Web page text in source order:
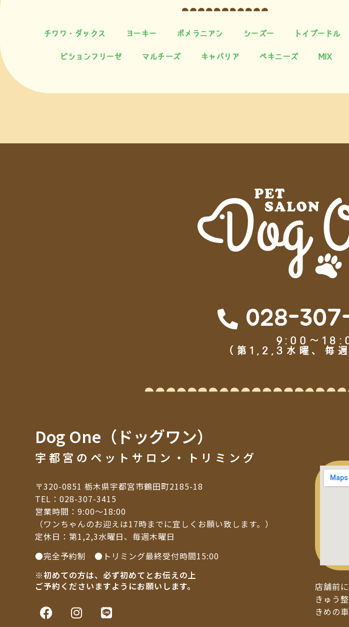
チワワ・ダックス ヨーキー ポメラニアン シーズー トイプードル
ビションフリーゼ マルチーズ キャバリア ペキニーズ MIX
028-
9:00～
（第1,2,3水曜、毎
Dog One（ドッグワン）
宇都宮のペットサロン・トリミング
〒320-0851 栃木県宇都宮市鶴田町2185-18
TEL： 028-307-3415
営業時間：9:00～18:00
（ワンちゃんのお迎えは17時までに宜しくお願い致します。）
定休日：第1,2,3水曜日、毎週木曜日
●完全予約制 ●トリミング最終受付時間15:00
※初めての方は、必ず初めてとお伝えの上
ご予約くださいますようにお願いします。
店舗前
きゅう
きめの